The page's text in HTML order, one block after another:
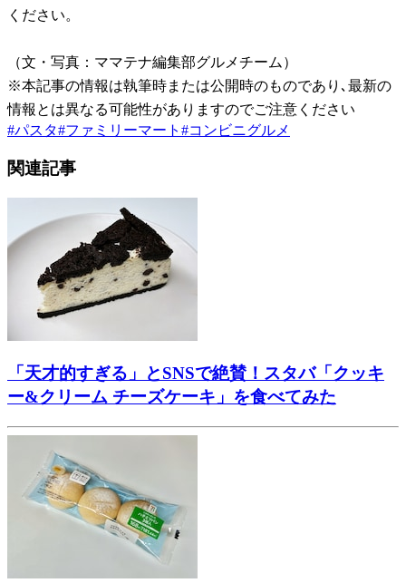
ください。
（文・写真：ママテナ編集部グルメチーム）
※本記事の情報は執筆時または公開時のものであり､最新の
情報とは異なる可能性がありますのでご注意ください
#パスタ#ファミリーマート #コンビニグルメ
関連記事
「天才的すぎる」とSNSで絶賛！スタバ「クッキ
ー&クリーム チーズケーキ」を食べてみた